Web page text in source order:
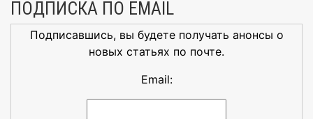
ПОДПИСКА ПО EMAIL
Подписавшись, вы будете получать анонсы о
новых статьях по почте.
Email: